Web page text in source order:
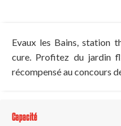
Evaux les Bains, station
cure. Profitez du jardin
récompensé au concours
Capacité